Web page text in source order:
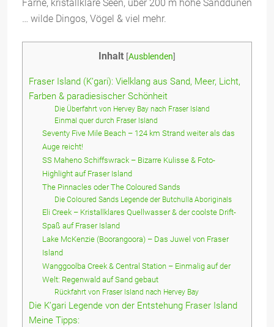
Farne, kristallklare Seen, über 200 m hohe Sanddünen
… wilde Dingos, Vögel & viel mehr.
Inhalt [Ausblenden]
Fraser Island (K’gari): Vielklang aus Sand, Meer, Licht,
Farben & paradiesischer Schönheit
Die Überfahrt von Hervey Bay nach Fraser Island
Einmal quer durch Fraser Island
Seventy Five Mile Beach – 124 km Strand weiter als das
Auge reicht!
SS Maheno Schiffswrack – Bizarre Kulisse & Foto-
Highlight auf Fraser Island
The Pinnacles oder The Coloured Sands
Die Coloured Sands Legende der Butchulla Aboriginals
Eli Creek – Kristallklares Quellwasser & der coolste Drift-
Spaß auf Fraser Island
Lake McKenzie (Boorangoora) – Das Juwel von Fraser
Island
Wanggoolba Creek & Central Station – Einmalig auf der
Welt: Regenwald auf Sand gebaut
Rückfahrt von Fraser Island nach Hervey Bay
Die K’gari Legende von der Entstehung Fraser Island
Meine Tipps: